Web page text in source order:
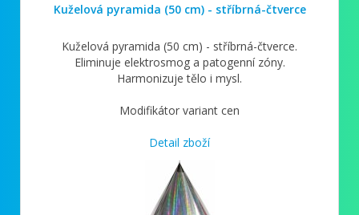
Kuželová pyramida (50 cm) - stříbrná-čtverce
Kuželová pyramida (50 cm) - stříbrná-čtverce.
Eliminuje elektrosmog a patogenní zóny.
Harmonizuje tělo i mysl.
Modifikátor variant cen
Detail zboží